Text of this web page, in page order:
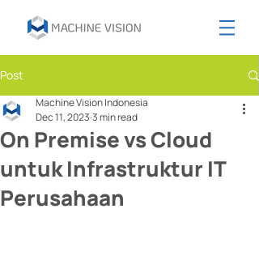
Post
On Premise vs Cloud
untuk Infrastruktur IT
Perusahaan
Machine Vision Indonesia
Dec 11, 2023 3 min read